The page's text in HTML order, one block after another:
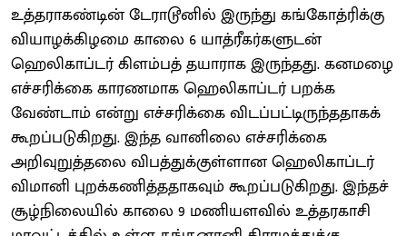
உத்தராகண்டின் டேராடூனில் இருந்து கங்கோத்ரிக்கு
வியாழக்கிழமை காலை 6 யாத்ரீகர்களுடன்
ஹெலிகாப்டர் கிளம்பத் தயாராக இருந்தது. கனமழை
எச்சரிக்கை காரணமாக ஹெலிகாப்டர் பறக்க
வேண்டாம் என்று எச்சரிக்கை விடப்பட்டிருந்ததாகக்
கூறப்படுகிறது. இந்த வானிலை எச்சரிக்கை
அறிவுறுத்தலை விபத்துக்குள்ளான ஹெலிகாப்டர்
விமானி புறக்கணித்ததாகவும் கூறப்படுகிறது. இந்தச்
சூழ்நிலையில் காலை 9 மணியளவில் உத்தரகாசி